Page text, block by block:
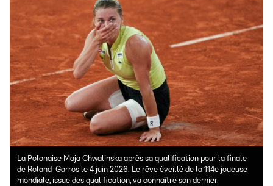
La Polonaise Maja Chwalinska après sa qualification pour la finale
de Roland-Garros le 4 juin 2026. Le rêve éveillé de la 114e joueuse
mondiale, issue des qualification, va connaître son dernier